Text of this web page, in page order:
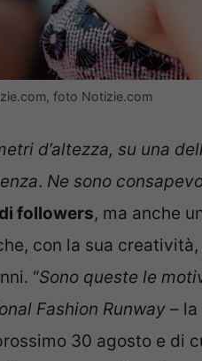
foto Notizie.com
d’altezza, su una
. Ne sono
followers, ma anche
con la sua
“Sono queste le
Fashion Runway –
30 agosto e di